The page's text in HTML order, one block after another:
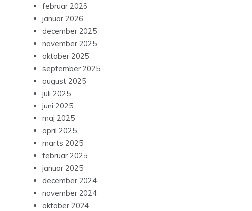
februar 2026
januar 2026
december 2025
november 2025
oktober 2025
september 2025
august 2025
juli 2025
juni 2025
maj 2025
april 2025
marts 2025
februar 2025
januar 2025
december 2024
november 2024
oktober 2024